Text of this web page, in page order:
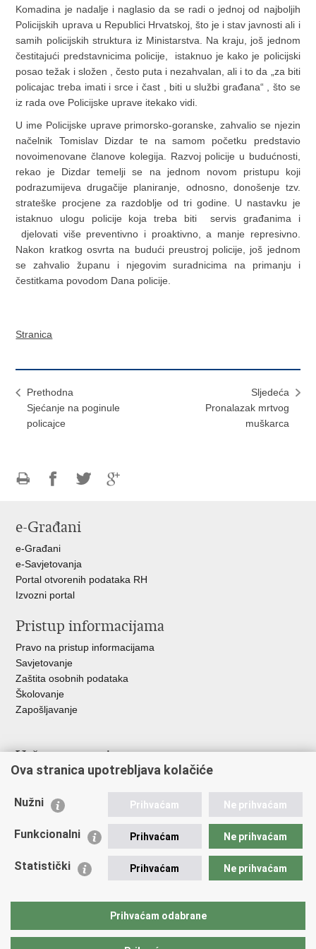
Komadina je nadalje i naglasio da se radi o jednoj od najboljih
Policijskih uprava u Republici Hrvatskoj, što je i stav javnosti ali i
samih policijskih struktura iz Ministarstva. Na kraju, još jednom
čestitajući predstavnicima policije, istaknuo je kako je policijski
posao težak i složen , često puta i nezahvalan, ali i to da „za biti
policajac treba imati i srce i čast , biti u službi građana“ , što se
iz rada ove Policijske uprave itekako vidi.
U ime Policijske uprave primorsko-goranske, zahvalio se njezin
načelnik Tomislav Dizdar te na samom početku predstavio
novoimenovane članove kolegija. Razvoj policije u budućnosti,
rekao je Dizdar temelji se na jednom novom pristupu koji
podrazumijeva drugačije planiranje, odnosno, donošenje tzv.
strateške procjene za razdoblje od tri godine. U nastavku je
istaknuo ulogu policije koja treba biti servis građanima i
djelovati više preventivno i proaktivno, a manje represivno.
Nakon kratkog osvrta na budući preustroj policije, još jednom
se zahvalio županu i njegovim suradnicima na primanju i
čestitkama povodom Dana policije.
Stranica
Prethodna
Sjećanje na poginule
policajce
Sljedeća
Pronalazak mrtvog
muškarca
FacebookuTwitteru
e-Građani
e-Građani
e-Savjetovanja
Portal otvorenih podataka RH
Izvozni portal
Pristup informacijama
Pravo na pristup informacijama
Savjetovanje
Zaštita osobnih podataka
Školovanje
Zapošljavanje
Važne poveznice
Ministarstvo unutarnjih poslova
Udruge
Policijska akademija
Zaklada policijske solidarnosti
Vučetić"
Ova stranica upotrebljava kolačiće
Nužni Prihvaćam Ne prihvaćam
Funkcionalni Prihvaćam Ne prihvaćam
Statistički Prihvaćam Ne prihvaćam
Prihvaćam odabrane